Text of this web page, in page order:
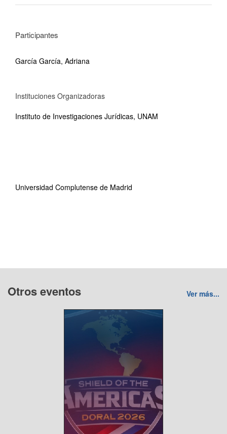
Participantes
García García, Adriana
Instituciones Organizadoras
Instituto de Investigaciones Jurídicas, UNAM
Universidad Complutense de Madrid
Otros eventos Ver más...